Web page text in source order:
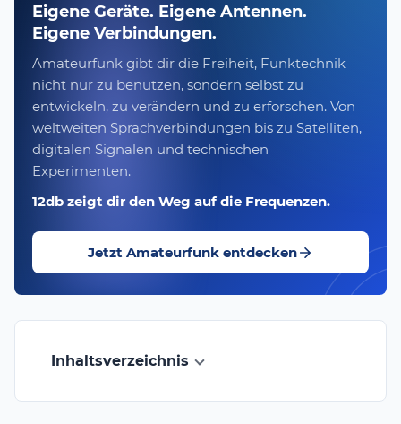
Eigene Geräte. Eigene Antennen.
Eigene Verbindungen.
Amateurfunk gibt dir die Freiheit, Funktechnik
nicht nur zu benutzen, sondern selbst zu
entwickeln, zu verändern und zu erforschen. Von
weltweiten Sprachverbindungen bis zu Satelliten,
digitalen Signalen und technischen
Experimenten.
12db zeigt dir den Weg auf die Frequenzen.
Jetzt Amateurfunk entdecken
Inhaltsverzeichnis